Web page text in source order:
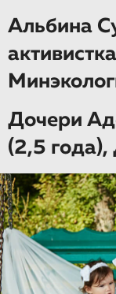
Альбина
Дочери
(2,5 года),